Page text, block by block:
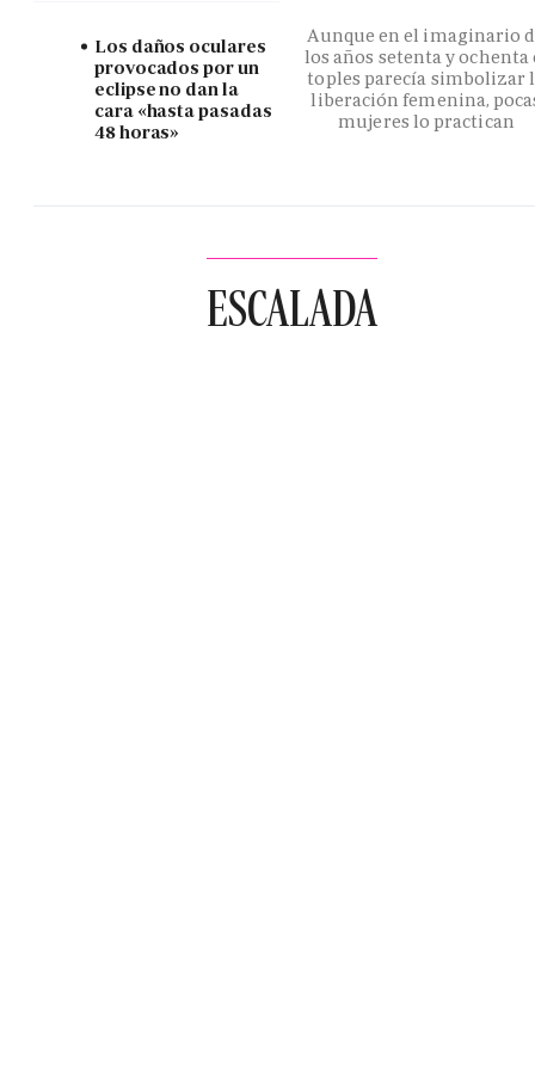
Los daños oculares
provocados por un
eclipse no dan la
cara «hasta pasadas
48 horas»
Aunque en el imaginario
los años setenta y ochenta
toples parecía simbolizar
liberación femenina,
mujeres lo practican
ESCALADA